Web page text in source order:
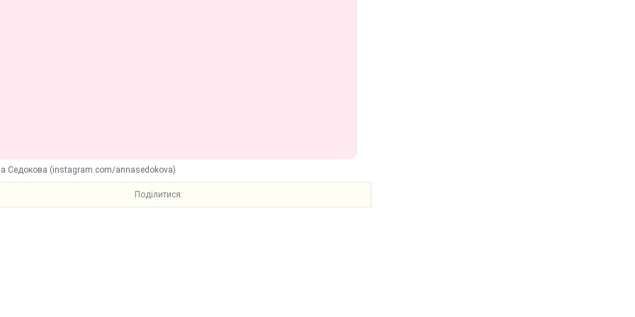
Седокова (instagram.com/annasedokova)
Поділитися: